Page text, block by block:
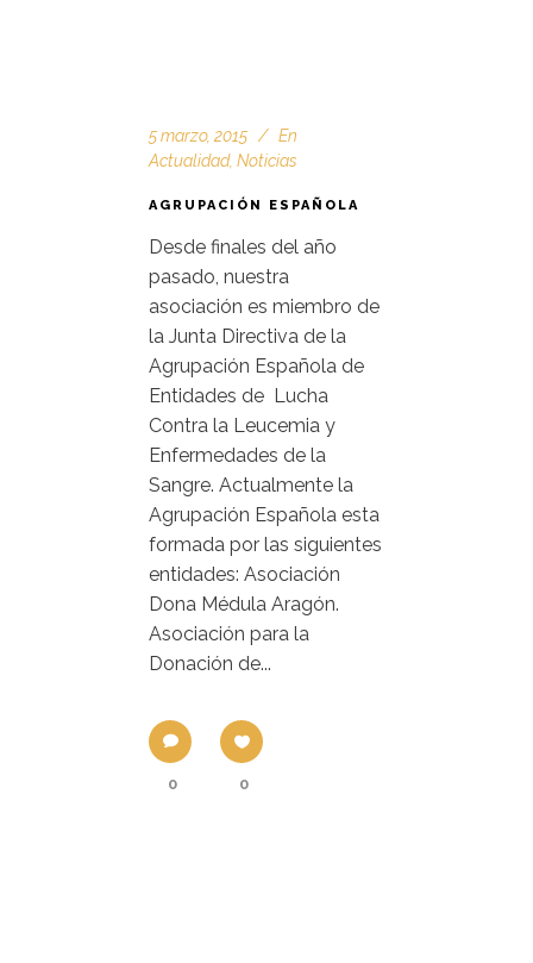
5 marzo, 2015
En
Actualidad, Noticias
AGRUPACIÓN ESPAÑOLA
Desde finales del año
pasado, nuestra
asociación es miembro de
la Junta Directiva de la
Agrupación Española de
Entidades de Lucha
Contra la Leucemia y
Enfermedades de la
Sangre. Actualmente la
Agrupación Española esta
formada por las siguientes
entidades: Asociación
Dona Médula Aragón.
Asociación para la
Donación de...
0 0